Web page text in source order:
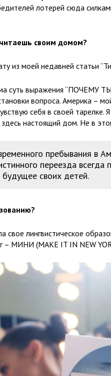
лотерей сюда
своим домом?
из моей недавней статьи
суть выражения “ПОЧЕМУ
вопроса. Америка –
себя в своей
здесь настоящий дом. Не в
пребывания в
переезда
будущее своих детей.
свое лингвистическое
– МИНИ (MAKE IT IN NEW